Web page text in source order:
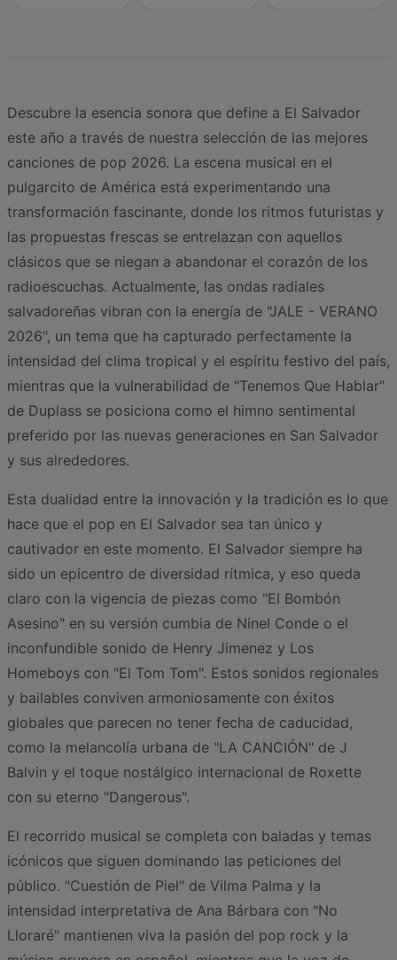
Descubre la esencia sonora que define a El Salvador
este año a través de nuestra selección de las mejores
canciones de pop 2026. La escena musical en el
pulgarcito de América está experimentando una
transformación fascinante, donde los ritmos futuristas y
las propuestas frescas se entrelazan con aquellos
clásicos que se niegan a abandonar el corazón de los
radioescuchas. Actualmente, las ondas radiales
salvadoreñas vibran con la energía de "JALE - VERANO
2026", un tema que ha capturado perfectamente la
intensidad del clima tropical y el espíritu festivo del país,
mientras que la vulnerabilidad de "Tenemos Que Hablar"
de Duplass se posiciona como el himno sentimental
preferido por las nuevas generaciones en San Salvador
y sus alrededores.
Esta dualidad entre la innovación y la tradición es lo que
hace que el pop en El Salvador sea tan único y
cautivador en este momento. El Salvador siempre ha
sido un epicentro de diversidad rítmica, y eso queda
claro con la vigencia de piezas como "El Bombón
Asesino" en su versión cumbia de Ninel Conde o el
inconfundible sonido de Henry Jimenez y Los
Homeboys con "El Tom Tom". Estos sonidos regionales
y bailables conviven armoniosamente con éxitos
globales que parecen no tener fecha de caducidad,
como la melancolía urbana de "LA CANCIÓN" de J
Balvin y el toque nostálgico internacional de Roxette
con su eterno "Dangerous".
El recorrido musical se completa con baladas y temas
icónicos que siguen dominando las peticiones del
público. "Cuestión de Piel" de Vilma Palma y la
intensidad interpretativa de Ana Bárbara con "No
Lloraré" mantienen viva la pasión del pop rock y la